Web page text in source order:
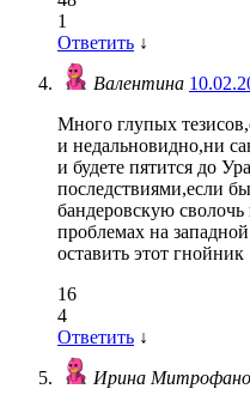
1
Ответить ↓
Валентина
Много глупых
и недальновидно,ни
и будете пятится до
последствиями,если
бандеровскую
проблемах на
оставить этот гнойник
16
4
Ответить ↓
Ирина